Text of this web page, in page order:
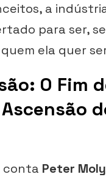
a
para ser,
ela quer
O Fim
conta Peter